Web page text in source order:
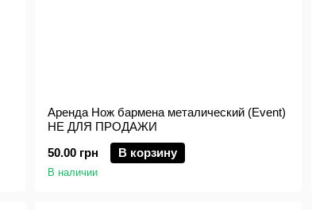
Аренда Нож бармена металический (Event)
НЕ ДЛЯ ПРОДАЖИ
50.00 грн
В корзину
В наличии